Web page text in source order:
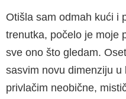
Otišla sam odmah kući i
trenutka, počelo je moje
sve ono što gledam.
sasvim novu dimenziju
privlačim neobične,